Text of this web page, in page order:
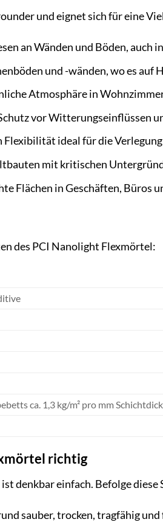
und eignet sich für eine
an Wänden und Böden, auch
und -wänden, wo es auf
Atmosphäre in
vor Witterungseinflüssen
ideal für die
mit kritischen
Flächen in Geschäften, Büros
des PCI Nanolight Flexmörtel:
ca. 1,3 kg/m² pro mm
richtig
denkbar einfach. Befolge
sauber, trocken, tragfähig